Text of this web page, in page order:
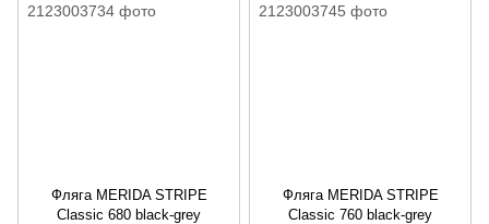
Фляга MERIDA STRIPE
Classic 680 black-grey
Фляга MERIDA STRIPE
Classic 760 black-grey